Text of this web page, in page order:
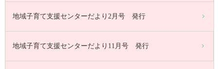
地域子育て支援センターだより2月号 発行
地域子育て支援センターだより11月号 発行